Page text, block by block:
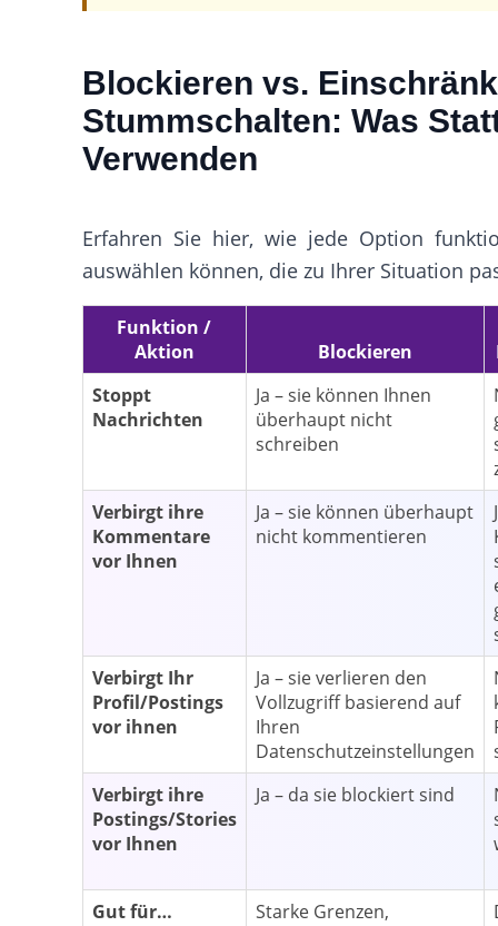
Blockieren vs.
Stummschalten: Was
Verwenden
Erfahren Sie hier, wie jede Option
auswählen können, die zu Ihrer Situation
Funktion /
Aktion
Blockieren
Stoppt
Nachrichten
Ja – sie können Ihnen
überhaupt nicht
schreiben
Verbirgt ihre
Kommentare
vor Ihnen
Ja – sie können überhaupt
nicht kommentieren
Verbirgt Ihr
Profil/Postings
vor ihnen
Ja – sie verlieren den
Vollzugriff basierend auf
Ihren
Datenschutzeinstellungen
Verbirgt ihre
Postings/Stories
vor Ihnen
Ja – da sie blockiert sind
Gut für…
Starke Grenzen,